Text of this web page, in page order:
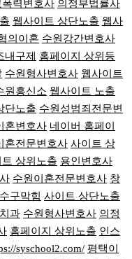
력변호사 의정부법률사
웹사이트 상단노출 웹사
의이혼 수원강간변호사
내구제
홈페이지 상위등
수원형사변호사 웹사이트
원흥신소 웹사이트 노출
단노출 수원성범죄전문변
혼변호사 네이버 홈페이
혼전문변호사 사이트 상
상위노출 용인변호사
수원이혼전문변호사 창
구막힘 사이트 상단노출
과 수원형사변호사 의정
홈페이지 상위노출 인스
syschool2.com/ 평택이